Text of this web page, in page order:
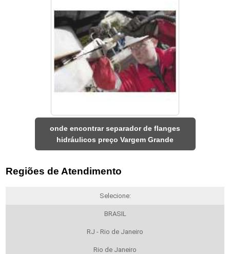
onde encontrar separador de flanges
hidráulicos preço Vargem Grande
Regiões de Atendimento
Selecione:
BRASIL
RJ - Rio de Janeiro
Rio de Janeiro